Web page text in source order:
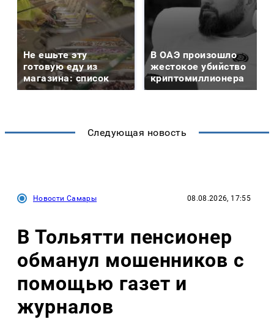
Не ешьте эту
готовую еду из
магазина: список
В ОАЭ произошло
жестокое убийство
криптомиллионера
Следующая новость
Новости Самары 08.08.2026, 17:55
В Тольятти пенсионер
обманул мошенников с
помощью газет и
журналов